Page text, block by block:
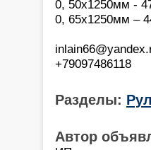
0, 50х1250мм -
0, 65х1250мм –
+79097486118
Разделы:
Автор